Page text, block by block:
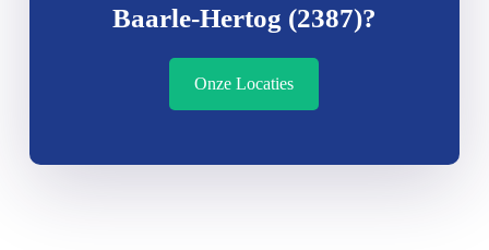
Baarle-Hertog (2387)?
Onze Locaties